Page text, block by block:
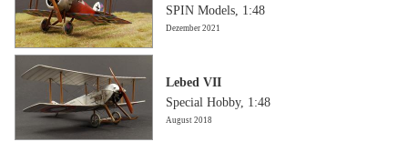
SPIN Models, 1:48
Dezember 2021
Lebed VII
Special Hobby, 1:48
August 2018